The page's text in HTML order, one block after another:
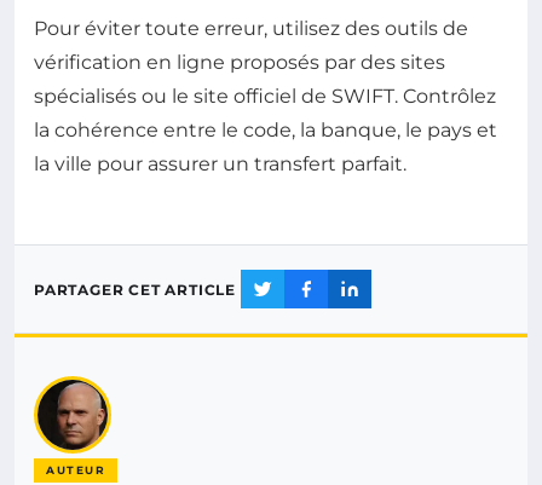
Pour éviter toute erreur, utilisez des outils de
vérification en ligne proposés par des sites
spécialisés ou le site officiel de SWIFT. Contrôlez
la cohérence entre le code, la banque, le pays et
la ville pour assurer un transfert parfait.
PARTAGER CET ARTICLE
AUTEUR